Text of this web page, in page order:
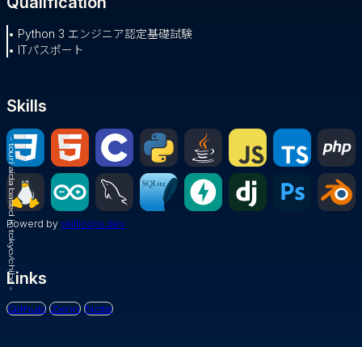
- touri aida based in tokyo/chiba -
• Python 3 エンジニア認定基礎試験
• ITパスポート
Skills
Powerd by skillicons.dev
Links
Github Zenn Note